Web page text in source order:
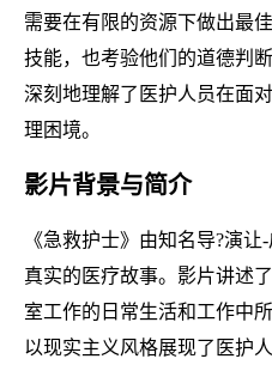
需要在有限的资源下做出最
技能，也考验他们的道德判
深刻地理解了医护人员在面
理困境。
影片背景与简介
《急救护士》由知名导?演让
真实的医疗故事。影片讲述
室工作的日常生活和工作中
以现实主义风格展现了医护